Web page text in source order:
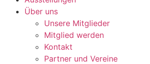
Über uns
Unsere Mitglieder
Mitglied werden
Kontakt
Partner und Vereine